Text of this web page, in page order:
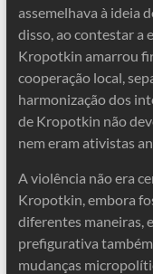
assemelhava à ideia
disso, ao contestar a
Kropotkin amarrou
cooperação local,
harmonização dos
de Kropotkin não
nem eram ativistas
A violência não era
Kropotkin, embora
diferentes maneiras,
prefigurativa
mudanças